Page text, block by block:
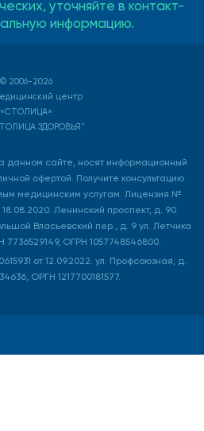
уточняйте в контакт-
информацию.
© 2006-2026
центр
«СТОЛИЦА»
ЗДОРОВЬЯ"
сайте, носят информационный
офертой. Получите консультацию
медицинским услугам. Лицензия №
Ленинский проспект, д. 90
Власьевский пер., д. 9 ул. Летчика
ОГРН 1057748546800.
от 12.09.2022. ул. Профсоюзная, д.
ОРГН 1217700181577.